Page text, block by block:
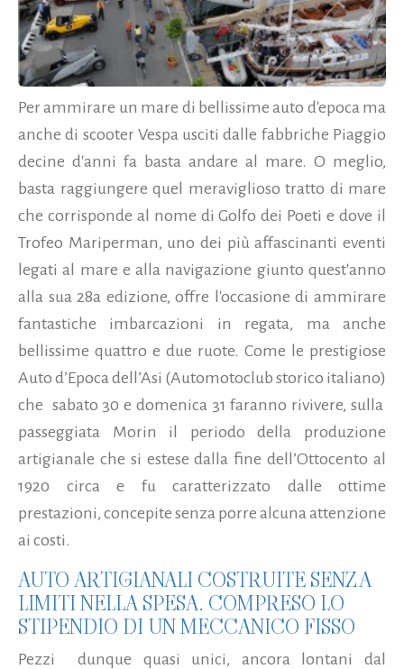
Per ammirare un mare di bellissime auto d'epoca ma
anche di scooter Vespa usciti dalle fabbriche Piaggio
decine d'anni fa basta andare al mare. O meglio,
basta raggiungere quel meraviglioso tratto di mare
che corrisponde al nome di Golfo dei Poeti e dove il
Trofeo Mariperman, uno dei più affascinanti eventi
legati al mare e alla navigazione giunto quest'anno
alla sua 28a edizione, offre l'occasione di ammirare
fantastiche imbarcazioni in regata, ma anche
bellissime quattro e due ruote. Come le prestigiose
Auto d’Epoca dell’Asi (Automotoclub storico italiano)
che sabato 30 e domenica 31 faranno rivivere, sulla
passeggiata Morin il periodo della produzione
artigianale che si estese dalla fine dell’Ottocento al
1920 circa e fu caratterizzato dalle ottime
prestazioni, concepite senza porre alcuna attenzione
ai costi.
AUTO ARTIGIANALI COSTRUITE SENZA
LIMITI NELLA SPESA. COMPRESO LO
STIPENDIO DI UN MECCANICO FISSO
Pezzi
dunque quasi unici, ancora lontani dal